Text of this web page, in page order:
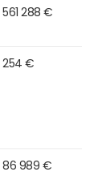
561 288 €
254 €
86 989 €